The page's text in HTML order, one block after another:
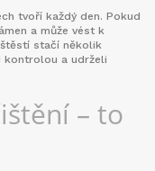
tvoří každý den. Pokud
a může vést k
stačí několik
kontrolou a udrželi
– to